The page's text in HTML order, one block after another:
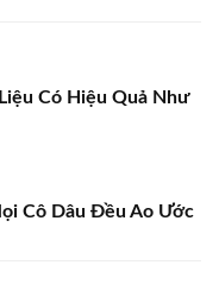
Có Hiệu Quả Như
Cô Dâu Đều Ao Ước